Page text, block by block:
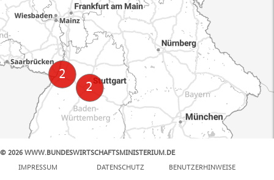
© 2026 WWW.BUNDESWIRTSCHAFTSMINISTERIUM.DE
IMPRESSUM
DATENSCHUTZ BENUTZERHINWEISE